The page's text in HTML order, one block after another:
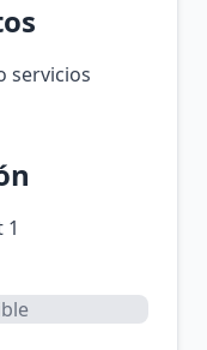
servicios
1